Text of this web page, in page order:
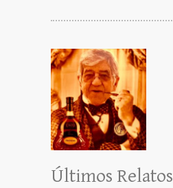
Últimos Relatos